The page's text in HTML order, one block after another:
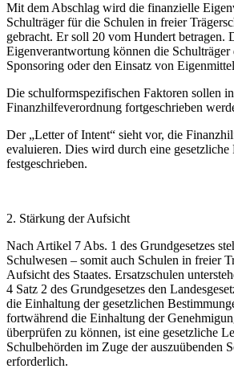
Mit dem Abschlag wird die finanzielle
Schulträger für die Schulen in freier
gebracht. Er soll 20 vom Hundert betragen.
Eigenverantwortung können die Schulträger
Sponsoring oder den Einsatz von
Die schulformspezifischen Faktoren sollen
Finanzhilfeverordnung fortgeschrieben
Der „Letter of Intent“ sieht vor, die
evaluieren. Dies wird durch eine gesetzliche
festgeschrieben.
2. Stärkung der Aufsicht
Nach Artikel 7 Abs. 1 des Grundgesetzes
Schulwesen – somit auch Schulen in freier
Aufsicht des Staates. Ersatzschulen
4 Satz 2 des Grundgesetzes den
die Einhaltung der gesetzlichen
fortwährend die Einhaltung der
überprüfen zu können, ist eine gesetzliche
Schulbehörden im Zuge der auszuübenden
erforderlich.